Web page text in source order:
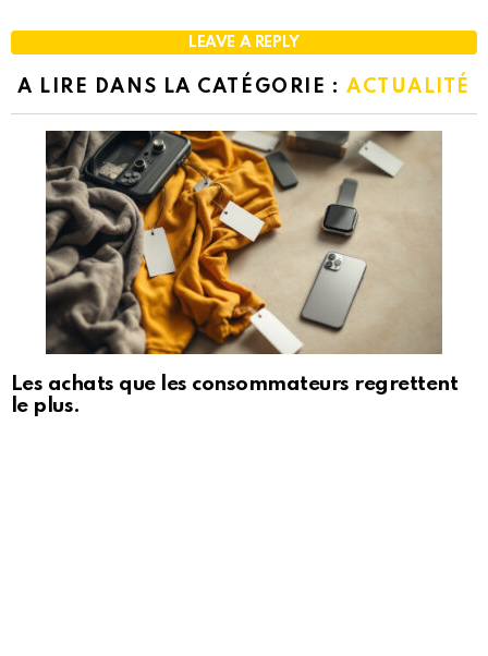
LEAVE A REPLY
A LIRE DANS LA CATÉGORIE : ACTUALITÉ
Les achats que les consommateurs regrettent
le plus.